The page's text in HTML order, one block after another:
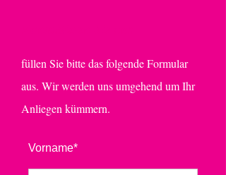
füllen Sie bitte das folgende Formular
aus. Wir werden uns umgehend um Ihr
Anliegen kümmern.
Vorname*